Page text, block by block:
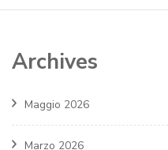
Archives
Maggio 2026
Marzo 2026